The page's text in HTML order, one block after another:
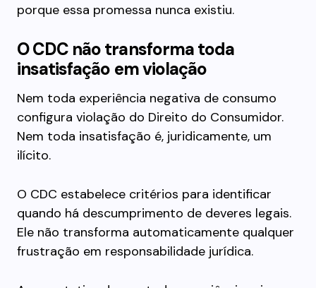
porque essa promessa nunca existiu.
O CDC não transforma toda
insatisfação em violação
Nem toda experiência negativa de consumo
configura violação do Direito do Consumidor.
Nem toda insatisfação é, juridicamente, um
ilícito.
O CDC estabelece critérios para identificar
quando há descumprimento de deveres legais.
Ele não transforma automaticamente qualquer
frustração em responsabilidade jurídica.